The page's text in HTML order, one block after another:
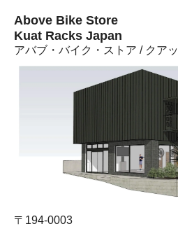
Above Bike Store
Kuat Racks Japan
アバブ・バイク・ストア / クア
〒194-0003